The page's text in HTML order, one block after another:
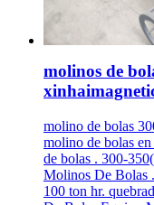
molinos de
molino de bolas
molino de bolas
de bolas . 300-
Molinos De Bolas
100 ton hr.